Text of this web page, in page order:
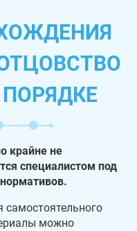
крайне не
специалистом под
самостоятельного
можно